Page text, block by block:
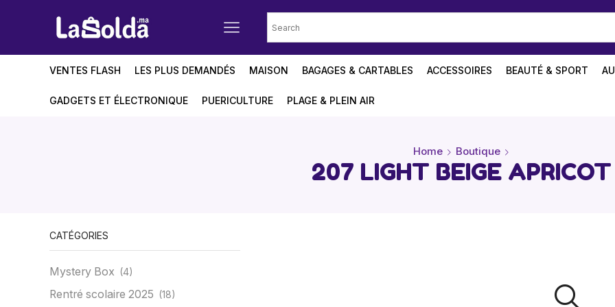
VENTES FLASH LES PLUS DEMANDÉS MAISON BAGAGES & CARTABLES ACCESSOIRES BEAUTÉ & SPORT
GADGETS ET ÉLECTRONIQUE PUERICULTURE PLAGE & PLEIN AIR
Home Boutique
207 LIGHT BEIGE APRICOT
CATÉGORIES
Mystery Box (4)
Rentré scolaire 2025 (18)